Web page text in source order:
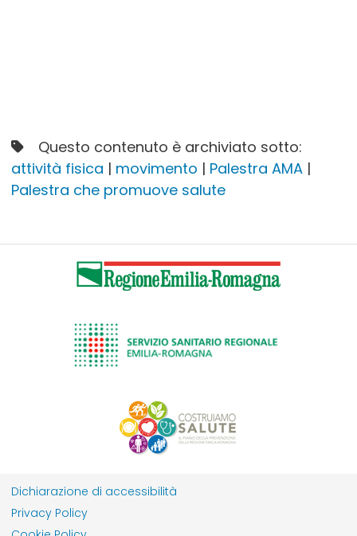
Questo contenuto è archiviato sotto:
attività fisica | movimento | Palestra AMA|
Palestra che promuove salute
Dichiarazione di accessibilità
Privacy Policy